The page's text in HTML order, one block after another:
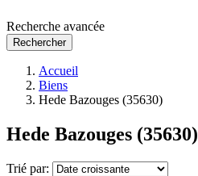
Recherche avancée
Rechercher
Accueil
Biens
Hede Bazouges (35630)
Hede Bazouges (35630)
Trié par: